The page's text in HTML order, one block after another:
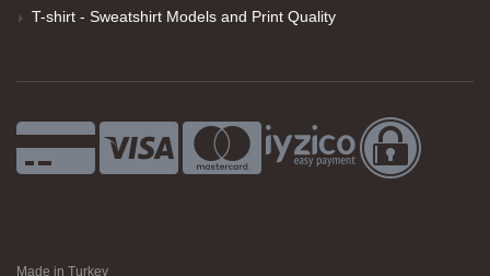
T-shirt - Sweatshirt Models and Print Quality
Made in Turkey